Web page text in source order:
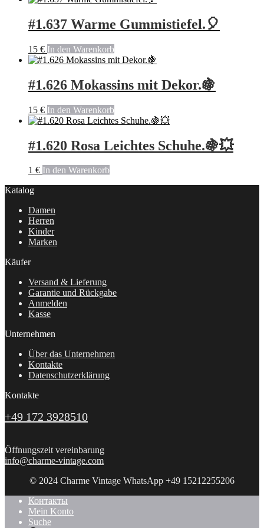
#1.637 Warme Gummistiefel.🎈
15 € In den Warenkorb
#1.626 Mokassins mit Dekor.🍇
15 € In den Warenkorb
#1.620 Rosa Leichtes Schuhe.🍇💥
1 € In den Warenkorb
Katalog
Damen
Herren
Kinder
Marken
Käufer
Versand & Lieferung
Garantie und Rückgabe
Anmelden
Kasse
Unternehmen
Über das Unternehmen
Kontakte
Datenschutzerklärung
Kontakte
+49 172 3928510
Öffnungszeit vereinbarung
info@charme-vintage.com
© 2024 Charme Vintage WhatsApp +49 15212255206
Контакты
Mein Konto
Suche